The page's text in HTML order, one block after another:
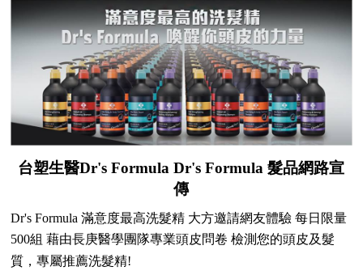
台塑生醫Dr's Formula Dr's Formula 髮品網路宣
傳
Dr's Formula 滿意度最高洗髮精 大方邀請網友體驗 每日限量
500組 藉由長庚醫學團隊專業頭皮問卷 檢測您的頭皮及髮
質，專屬推薦洗髮精!